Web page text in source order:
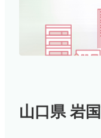
山口県 岩